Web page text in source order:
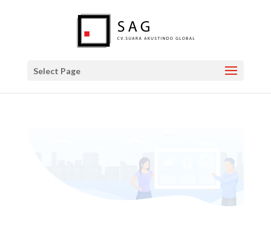
Select Page